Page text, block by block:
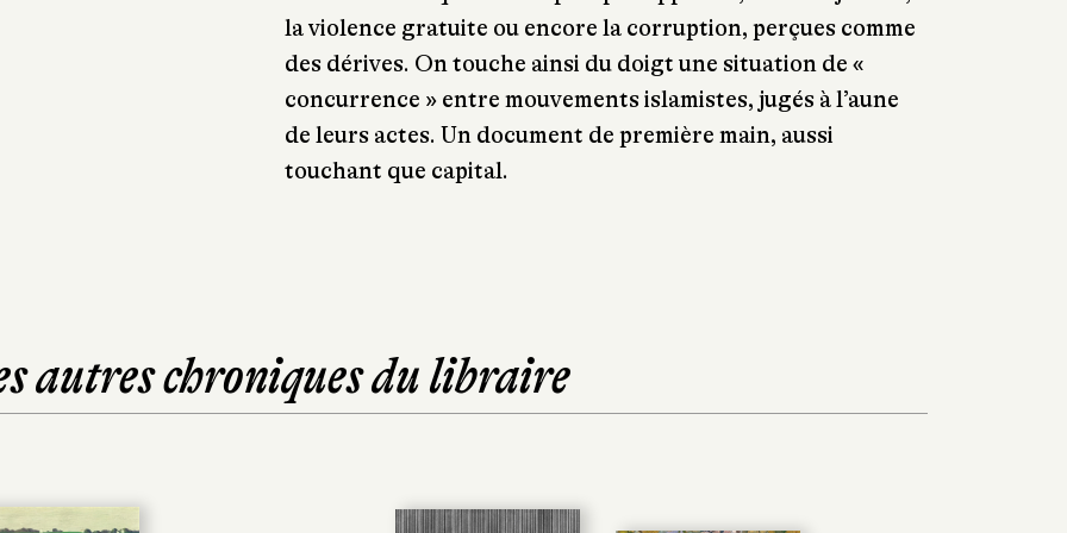
la violence gratuite ou encore la corruption, perçues comme
des dérives. On touche ainsi du doigt une situation de «
concurrence » entre mouvements islamistes, jugés à l’aune
de leurs actes. Un document de première main, aussi
touchant que capital.
autres chroniques du libraire